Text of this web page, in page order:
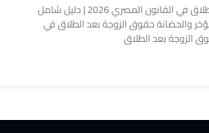
حقوق الزوجة بعد الطلاق في القانون المصري 2026 | دليل شامل
والحضانة حقوق الزوجة بعد الطلاق في
الزوجة بعد الطلاق